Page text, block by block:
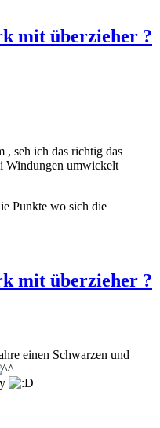
mit überzieher ?
, seh ich das richtig das
Windungen umwickelt
Punkte wo sich die
mit überzieher ?
einen Schwarzen und